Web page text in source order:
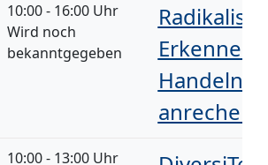
10:00 - 16:00 Uhr
Wird noch
bekanntgegeben
Handeln
10:00 - 13:00 Uhr